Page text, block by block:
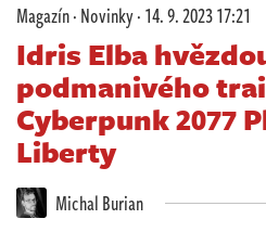
Redakce
Živě
Magazín·Novinky·14. 9. 2023 17:21
Idris Elba
podmanivého
Cyberpunk 2077
Liberty
Michal Burian